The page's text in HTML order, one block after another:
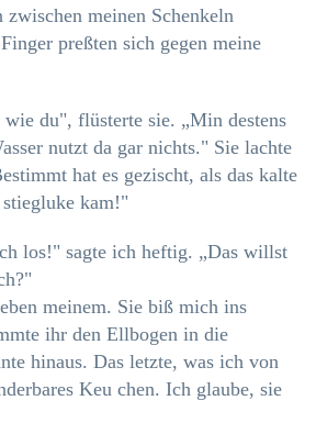
meinen Schenkeln
preßten sich gegen meine
wie du", flüsterte sie. „Min­ destens
nutzt da gar nichts." Sie lachte
hat es gezischt, als das kalte
stiegluke kam!"
los!" sagte ich heftig. „Das willst
meinem. Sie biß mich ins
ihr den Ellbogen in die
hinaus. Das letzte, was ich von
Keu­ chen. Ich glaube, sie